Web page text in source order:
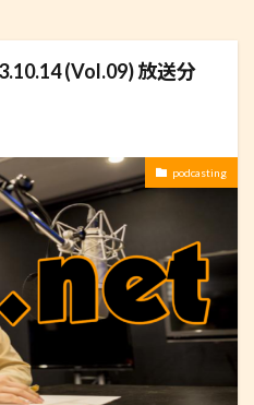
(Vol.09) 放送分
podcasting